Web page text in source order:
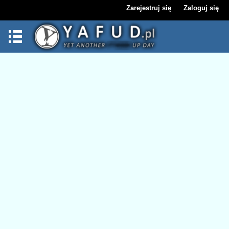
Zarejestruj się Zaloguj się